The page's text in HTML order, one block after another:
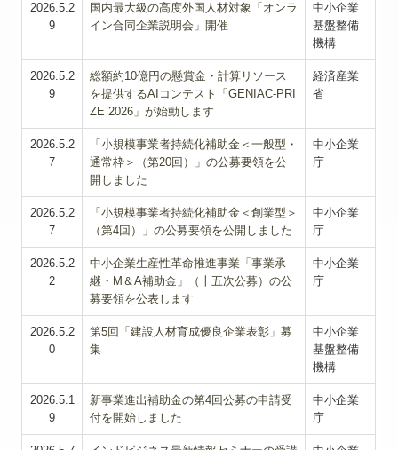
2026.5.2
9
国内最大級の高度外国人材対象「オンラ
イン合同企業説明会」開催
中小企業
基盤整備
機構
2026.5.2
9
総額約10億円の懸賞金・計算リソース
を提供するAIコンテスト「GENIAC-PRI
ZE 2026」が始動します
経済産業
省
2026.5.2
7
「小規模事業者持続化補助金＜一般型・
通常枠＞（第20回）」の公募要領を公
開しました
中小企業
庁
2026.5.2
7
「小規模事業者持続化補助金＜創業型＞
（第4回）」の公募要領を公開しました
中小企業
庁
2026.5.2
2
中小企業生産性革命推進事業「事業承
継・M＆A補助金」（十五次公募）の公
募要領を公表します
中小企業
庁
2026.5.2
0
第5回「建設人材育成優良企業表彰」募
集
中小企業
基盤整備
機構
2026.5.1
9
新事業進出補助金の第4回公募の申請受
付を開始しました
中小企業
庁